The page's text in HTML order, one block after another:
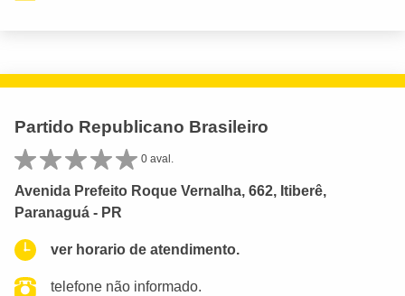
Partido Republicano Brasileiro
0 aval.
Avenida Prefeito Roque Vernalha, 662, Itiberê,
Paranaguá - PR
ver horario de atendimento.
telefone não informado.